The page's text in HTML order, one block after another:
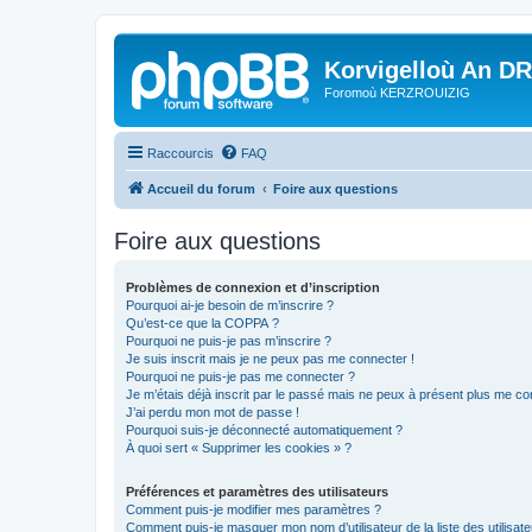
Korvigelloù An
Foromoù KERZROUIZIG
Raccourcis FAQ
Accueil du forum Foire aux questions
Foire aux questions
Problèmes de connexion et d’inscription
Pourquoi ai-je besoin de m’inscrire ?
Qu’est-ce que la COPPA ?
Pourquoi ne puis-je pas m’inscrire ?
Je suis inscrit mais je ne peux pas me connecter !
Pourquoi ne puis-je pas me connecter ?
Je m’étais déjà inscrit par le passé mais ne peux à présent plus me
J’ai perdu mon mot de passe !
Pourquoi suis-je déconnecté automatiquement ?
À quoi sert « Supprimer les cookies » ?
Préférences et paramètres des utilisateurs
Comment puis-je modifier mes paramètres ?
Comment puis-je masquer mon nom d’utilisateur de la liste des